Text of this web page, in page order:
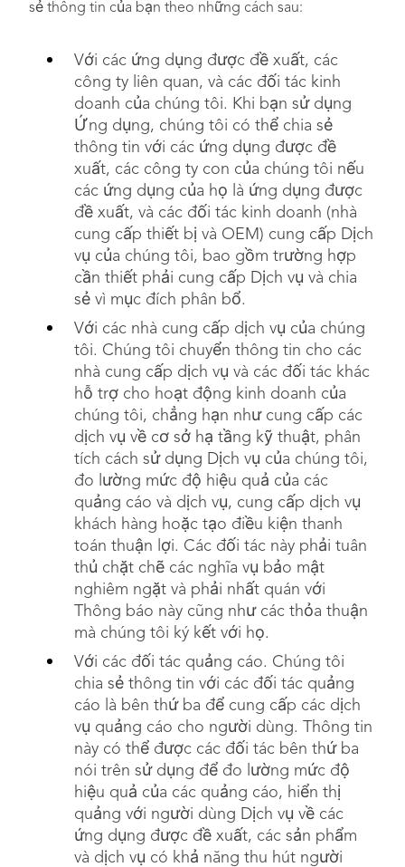
sẻ thông tin của bạn theo những cách sau:
Với các ứng dụng được đề xuất, các
công ty liên quan, và các đối tác kinh
doanh của chúng tôi. Khi bạn sử dụng
Ứng dụng, chúng tôi có thể chia sẻ
thông tin với các ứng dụng được đề
xuất, các công ty con của chúng tôi nếu
các ứng dụng của họ là ứng dụng được
đề xuất, và các đối tác kinh doanh (nhà
cung cấp thiết bị và OEM) cung cấp Dịch
vụ của chúng tôi, bao gồm trường hợp
cần thiết phải cung cấp Dịch vụ và chia
sẻ vì mục đích phân bổ.
Với các nhà cung cấp dịch vụ của chúng
tôi. Chúng tôi chuyển thông tin cho các
nhà cung cấp dịch vụ và các đối tác khác
hỗ trợ cho hoạt động kinh doanh của
chúng tôi, chẳng hạn như cung cấp các
dịch vụ về cơ sở hạ tầng kỹ thuật, phân
tích cách sử dụng Dịch vụ của chúng tôi,
đo lường mức độ hiệu quả của các
quảng cáo và dịch vụ, cung cấp dịch vụ
khách hàng hoặc tạo điều kiện thanh
toán thuận lợi. Các đối tác này phải tuân
thủ chặt chẽ các nghĩa vụ bảo mật
nghiêm ngặt và phải nhất quán với
Thông báo này cũng như các thỏa thuận
mà chúng tôi ký kết với họ.
Với các đối tác quảng cáo. Chúng tôi
chia sẻ thông tin với các đối tác quảng
cáo là bên thứ ba để cung cấp các dịch
vụ quảng cáo cho người dùng. Thông tin
này có thể được các đối tác bên thứ ba
nói trên sử dụng để đo lường mức độ
hiệu quả của các quảng cáo, hiển thị
quảng với người dùng Dịch vụ về các
ứng dụng được đề xuất, các sản phẩm
và dịch vụ có khả năng thu hút người